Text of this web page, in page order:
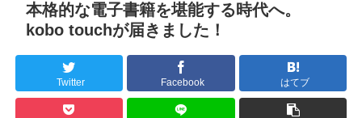
本格的な電子書籍を堪能する時代へ。
kobo touchが届きました！
Twitter Facebook はてブ